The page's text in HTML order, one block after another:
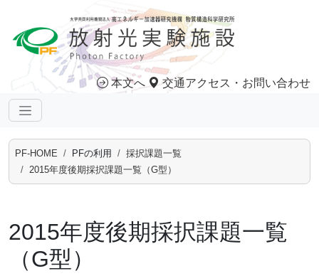
本文へ 交通アクセス・お問い合わせ
PF-HOME PFの利用
採択課題一覧
2015年度後期採択課題一覧（G型）
2015年度後期採択課題一覧
（G型）